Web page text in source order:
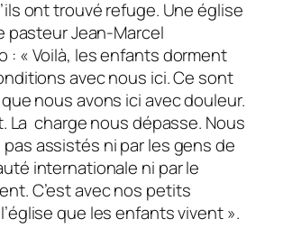
ont trouvé refuge. Une église
pasteur Jean-Marcel
: «Voilà, les enfants dorment
avec nous ici. Ce sont
nous avons ici avec douleur.
La charge nous dépasse. Nous
assistés ni par les gens de
internationale ni par le
C’est avec nos petits
que les enfants vivent».